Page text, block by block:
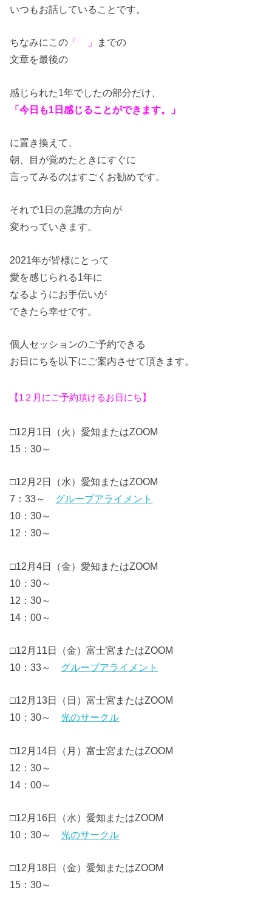
いつもお話していることです。
ちなみにこの 「 」
までの
文章を最後の
感じられた1年でしたの部分だけ、
「今日も1日感じることができます。」
に置き換えて、
朝、目が覚めたときにすぐに
言ってみるのはすごくお勧めです。
それで1日の意識の方向が
変わっていきます。
2021年が皆様にとって
愛を感じられる1年に
なるようにお手伝いが
できたら幸せです。
個人セッションのご予約できる
お日にちを以下にご案内させて頂きます。
【1２月にご予約頂けるお日にち】
□12月1日（火）愛知またはZOOM
15：30～
□12月2日（水）愛知またはZOOM
7：33～ グループアライメント
10：30～
12：30～
□12月4日（金）愛知またはZOOM
10：30～
12：30～
14：00～
□12月11日（金）富士宮またはZOOM
10：33～ グループアライメント
□12月13日（日）富士宮またはZOOM
10：30～光のサークル
□12月14日（月）富士宮またはZOOM
12：30～
14：00～
□12月16日（水）愛知またはZOOM
10：30～光のサークル
□12月18日（金）愛知またはZOOM
15：30～